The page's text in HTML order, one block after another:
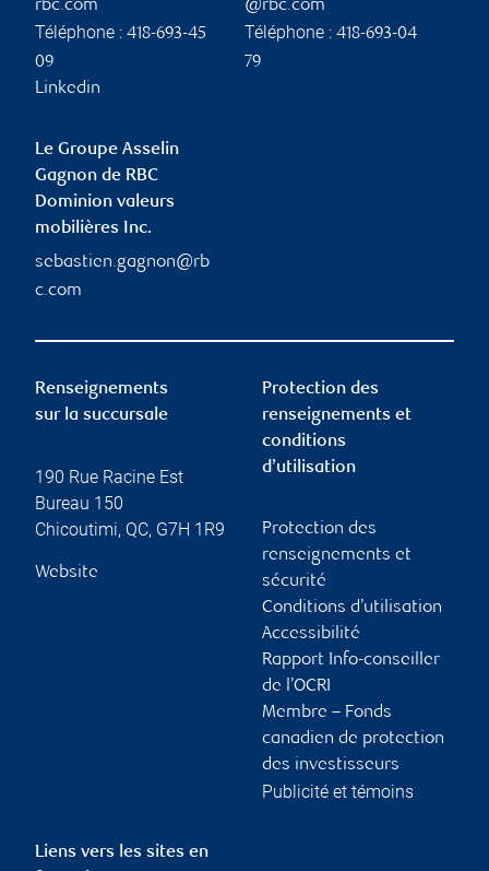
rbc.com
Téléphone : 418-693-45
09
Linkedin
@rbc.com
Téléphone : 418-693-04
79
Le Groupe Asselin
Gagnon de RBC
Dominion valeurs
mobilières Inc.
sebastien.gagnon@rb
c.com
Renseignements
sur la succursale
190 Rue Racine Est
Bureau 150
Chicoutimi, QC, G7H 1R9
Website
Protection des
renseignements et
conditions
d’utilisation
Protection des
renseignements et
sécurité
Conditions d’utilisation
Accessibilité
Rapport Info-conseiller
de l’OCRI
Membre – Fonds
canadien de protection
des investisseurs
Publicité et témoins
Liens vers les sites en